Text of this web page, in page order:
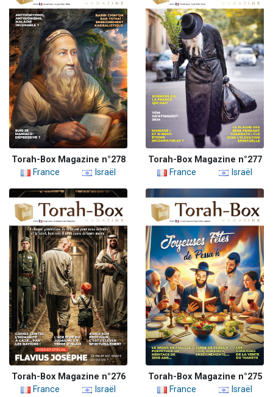
Torah-Box Magazine n°278
France
Israël
Torah-Box Magazine n°277
France
Israël
Torah-Box Magazine n°276
France
Israël
Torah-Box Magazine n°275
France
Israël